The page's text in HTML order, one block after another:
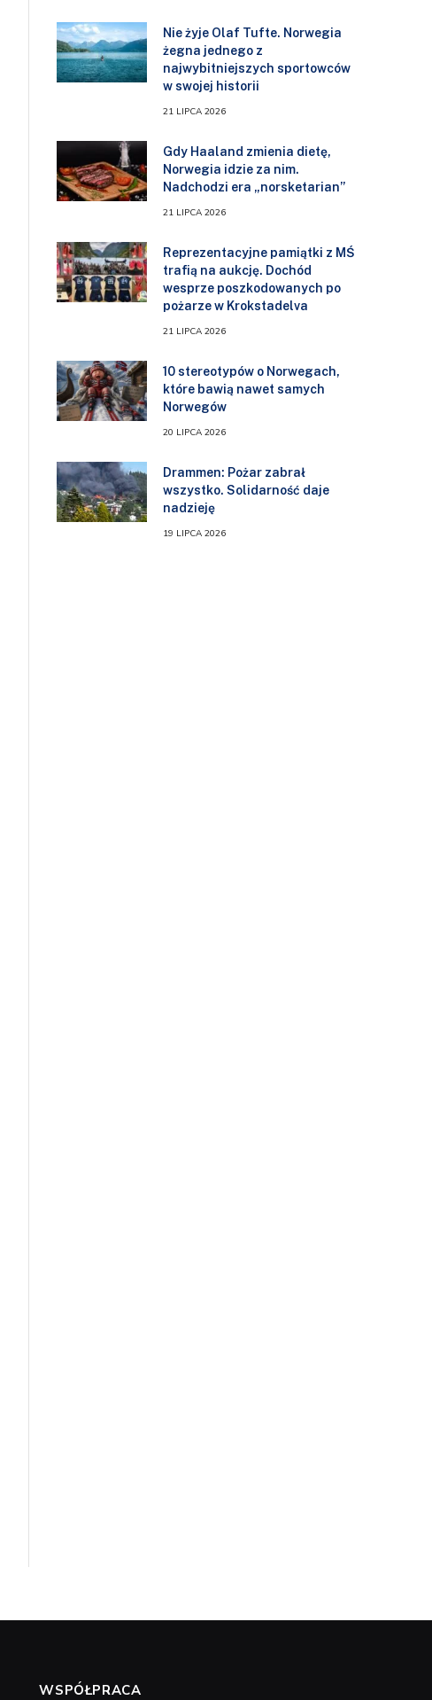
Nie żyje Olaf Tufte. Norwegia
żegna jednego z
najwybitniejszych sportowców
w swojej historii
21 LIPCA 2026
Gdy Haaland zmienia dietę,
Norwegia idzie za nim.
Nadchodzi era „norsketarian”
21 LIPCA 2026
Reprezentacyjne pamiątki z MŚ
trafią na aukcję. Dochód
wesprze poszkodowanych po
pożarze w Krokstadelva
21 LIPCA 2026
10 stereotypów o Norwegach,
które bawią nawet samych
Norwegów
20 LIPCA 2026
Drammen: Pożar zabrał
wszystko. Solidarność daje
nadzieję
19 LIPCA 2026
WSPÓŁPRACA